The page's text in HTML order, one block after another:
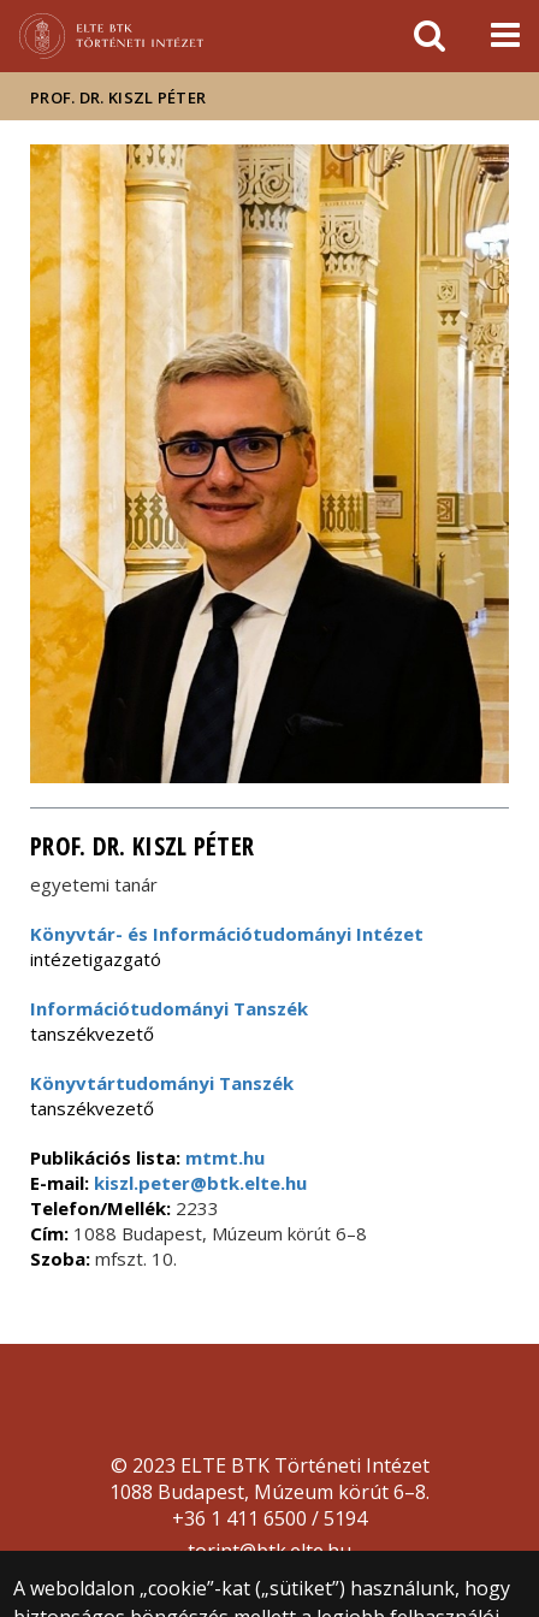
sajtóban
PROF. DR. KISZL PÉTER
PROF. DR. KISZL PÉTER
egyetemi tanár
Könyvtár- és Információtudományi Intézet
intézetigazgató
Információtudományi Tanszék
tanszékvezető
Könyvtártudományi Tanszék
tanszékvezető
Publikációs lista: mtmt.hu
E-mail: kiszl.peter@btk.elte.hu
Telefon/Mellék: 2233
Cím: 1088 Budapest, Múzeum körút 6–8
Szoba: mfszt. 10.
A weboldalon „cookie”-kat („sütiket”) használunk, hogy
© 2023 ELTE BTK Történeti Intézet
1088 Budapest, Múzeum körút 6–8.
+36 1 411 6500 / 5194
torint@btk.elte.hu